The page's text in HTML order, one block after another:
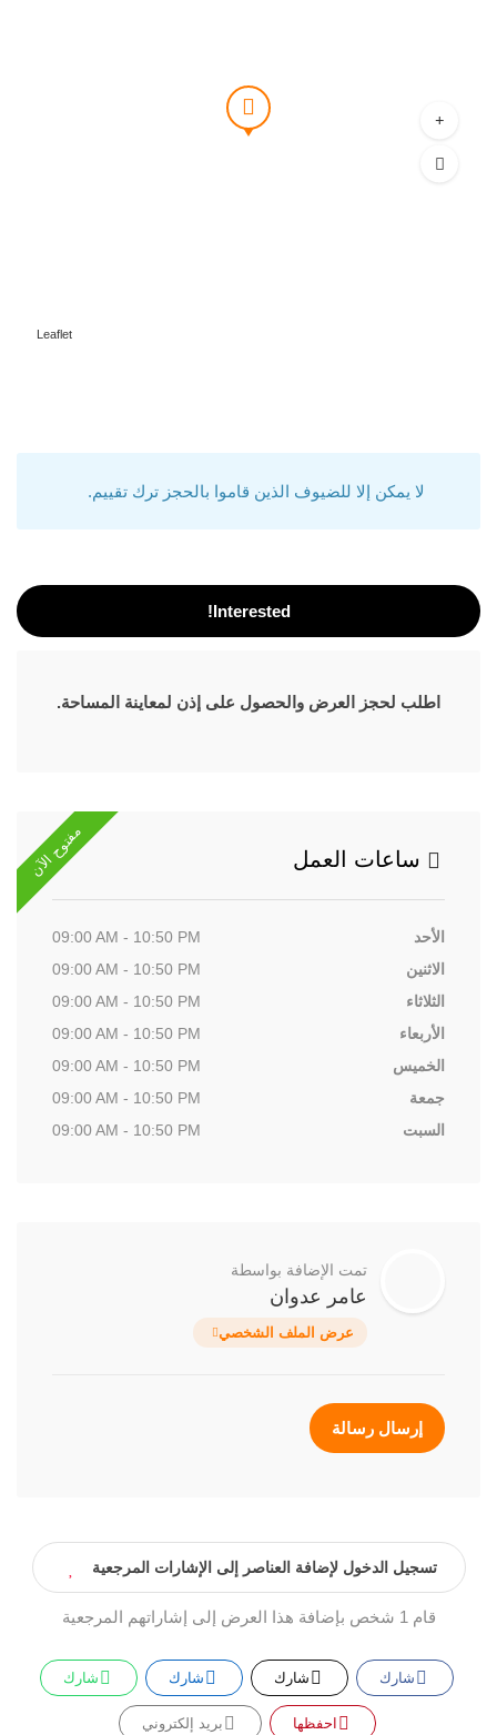
Leaflet
لا يمكن إلا للضيوف الذين قاموا بالحجز ترك تقييم.
Interested!
اطلب لحجز العرض والحصول على إذن لمعاينة المساحة.
مفتوح الآن ساعات العمل
الأحد
09:00 AM - 10:50 PM
الاثنين
09:00 AM - 10:50 PM
الثلاثاء
09:00 AM - 10:50 PM
الأربعاء
09:00 AM - 10:50 PM
الخميس
09:00 AM - 10:50 PM
جمعة
09:00 AM - 10:50 PM
السبت
09:00 AM - 10:50 PM
تمت الإضافة بواسطة
عامر عدوان
عرض الملف الشخصي
إرسال رسالة
تسجيل الدخول لإضافة العناصر إلى الإشارات المرجعية
قام 1 شخص بإضافة هذا العرض إلى إشاراتهم المرجعية
شارك شارك شارك شارك
احفظها بريد إلكتروني